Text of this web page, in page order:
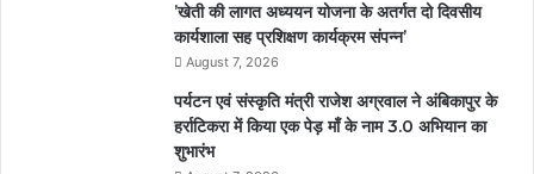
’खेती की लागत अध्ययन योजना के अतर्गत दो दिवसीय
कार्यशाला सह प्रशिक्षण कार्यक्रम संपन्न’
August 7, 2026
पर्यटन एवं संस्कृति मंत्री राजेश अग्रवाल ने अंबिकापुर के
हर्राटिकरा में किया एक पेड़ माँ के नाम 3.0 अभियान का
शुभारंभ